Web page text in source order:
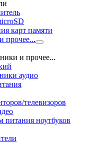
карт памяти
прочее...
и прочее...
аудио
телевизоров
ноутбуков